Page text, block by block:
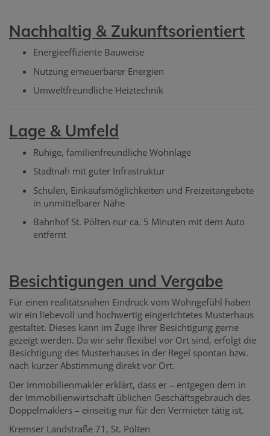
Nachhaltig & Zukunftsorientiert
Energieeffiziente Bauweise
Nutzung erneuerbarer Energien
Umweltfreundliche Heiztechnik
Lage & Umfeld
Ruhige, familienfreundliche Wohnlage
Stadtnah mit guter Infrastruktur
Schulen, Einkaufsmöglichkeiten und Freizeitangebote
in unmittelbarer Nähe
Bahnhof St. Pölten nur ca. 5 Minuten mit dem Auto
entfernt
Besichtigungen und Vergabe
Für einen realitätsnahen Eindruck vom Wohngefühl haben
wir ein liebevoll und hochwertig eingerichtetes Musterhaus
gestaltet. Dieses kann im Zuge Ihrer Besichtigung gerne
gezeigt werden. Da wir sehr flexibel vor Ort sind, erfolgt die
Besichtigung des Musterhauses in der Regel spontan bzw.
nach kurzer Abstimmung direkt vor Ort.
Der Immobilienmakler erklärt, dass er – entgegen dem in
der Immobilienwirtschaft üblichen Geschäftsgebrauch des
Doppelmaklers – einseitig nur für den Vermieter tätig ist.
Kremser Landstraße 71, St. Pölten